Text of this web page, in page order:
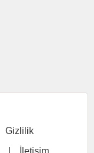
Gizlilik
İletişim